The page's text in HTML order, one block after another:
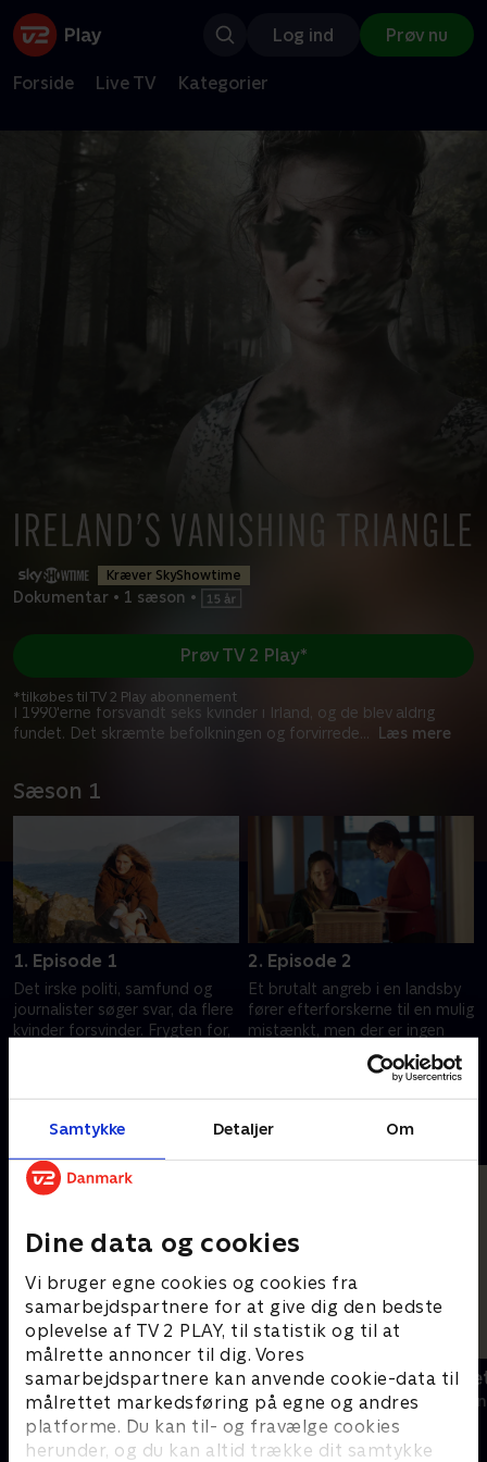
Samtykke Detaljer Om
Dine data og cookies
Vi bruger egne cookies og cookies fra
samarbejdspartnere for at give dig den bedste
oplevelse af TV 2 PLAY, til statistik og til at
målrette annoncer til dig. Vores
samarbejdspartnere kan anvende cookie-data til
målrettet markedsføring på egne og andres
platforme. Du kan til- og fravælge cookies
herunder, og du kan altid trække dit samtykke
Log ind Prøv nu
Forside Live TV Kategorier
Kræver SkyShowtime
Dokumentar • 1 sæson •
I 1990'erne forsvandt seks kvinder i Irland, og de blev aldrig
fundet. Det skræmte befolkningen og forvirrede... Læs mere
Prøv TV 2 Play*
*tilkøbes til TV 2 Play abonnement
Sæson 1
1. Episode 1
Det irske politi, samfund og
journalister søger svar, da flere
kvinder forsvinder. Frygten for,
2. Episode 2
Et brutalt angreb i en landsby
fører efterforskerne til en mulig
mistænkt, men der er ingen
sikre svar. 30 år senere
fremlægger en retsmediciner
11. januar 2024 • 50 min
Andre så også
Kim Kanonarm og rejsen mod
verdensrekorden
2021 • Dokumentar • 1 t. 36 min
Bergman -
2018 •